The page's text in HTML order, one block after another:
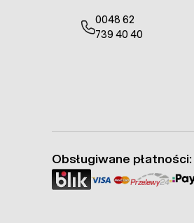
0048 62
739 40 40
Obsługiwane płatności: